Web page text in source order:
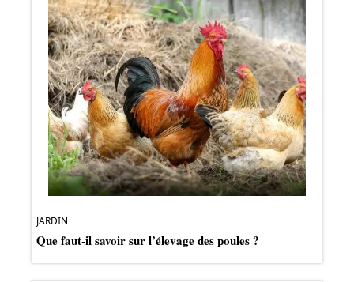
JARDIN
Que faut-il savoir sur l’élevage des poules ?